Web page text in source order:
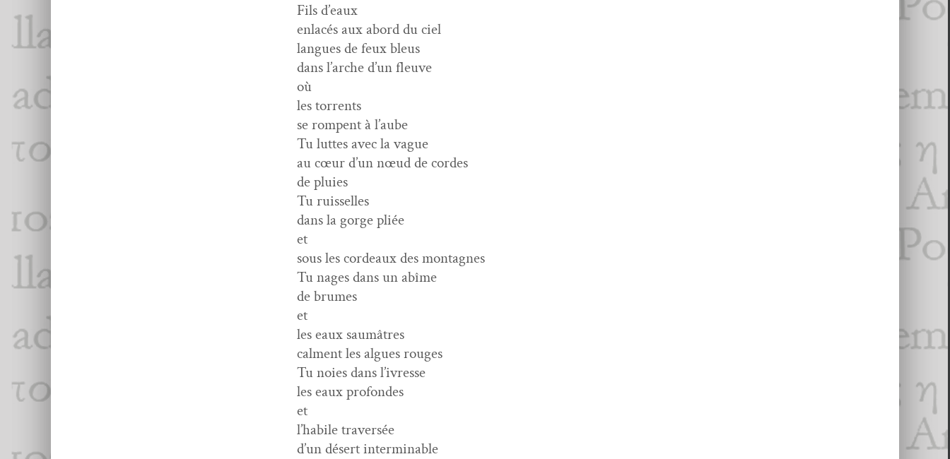
Fils d’eaux
enlacés aux abord du ciel
langues de feux bleus
dans l’arche d’un fleuve
où
les torrents
se rompent à l’aube
Tu luttes avec la vague
au cœur d’un nœud de cordes
de pluies
Tu ruisselles
dans la gorge pliée
et
sous les cordeaux des montagnes
Tu nages dans un abîme
de brumes
et
les eaux saumâtres
cal­ment les algues rouges
Tu noies dans l’ivresse
les eaux profondes
et
l’habile traversée
d’un désert interminable